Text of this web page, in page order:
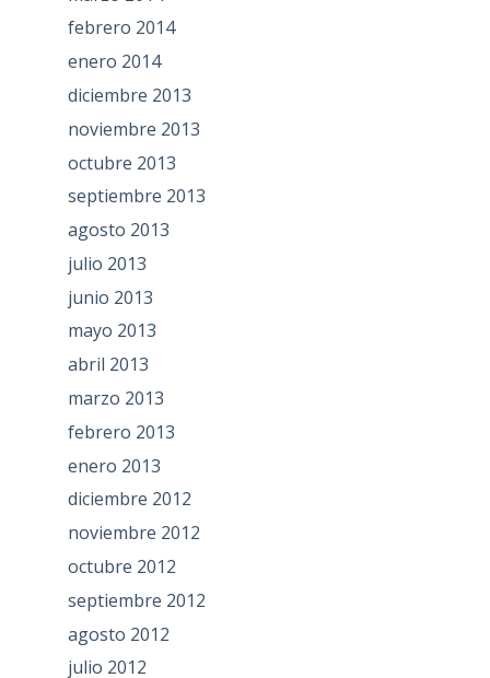
febrero 2014
enero 2014
diciembre 2013
noviembre 2013
octubre 2013
septiembre 2013
agosto 2013
julio 2013
junio 2013
mayo 2013
abril 2013
marzo 2013
febrero 2013
enero 2013
diciembre 2012
noviembre 2012
octubre 2012
septiembre 2012
agosto 2012
julio 2012